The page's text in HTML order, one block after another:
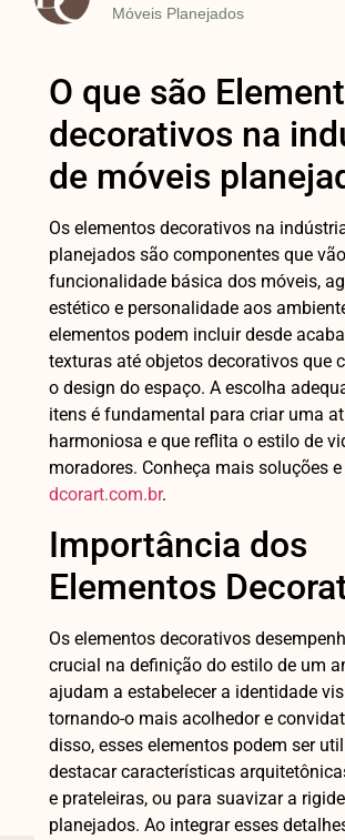
Móveis Planejados
O que são
decorativos na
de móveis
Os elementos decorativos na
planejados são componentes que
funcionalidade básica dos móveis,
estético e personalidade aos
elementos podem incluir desde
texturas até objetos decorativos que
o design do espaço. A escolha
itens é fundamental para criar uma
harmoniosa e que reflita o estilo de
moradores. Conheça mais soluções
dcorart.com.br.
Importância dos
Elementos
Os elementos decorativos
crucial na definição do estilo de um
ajudam a estabelecer a identidade
tornando-o mais acolhedor e
disso, esses elementos podem ser
destacar características
e prateleiras, ou para suavizar a
planejados. Ao integrar esses